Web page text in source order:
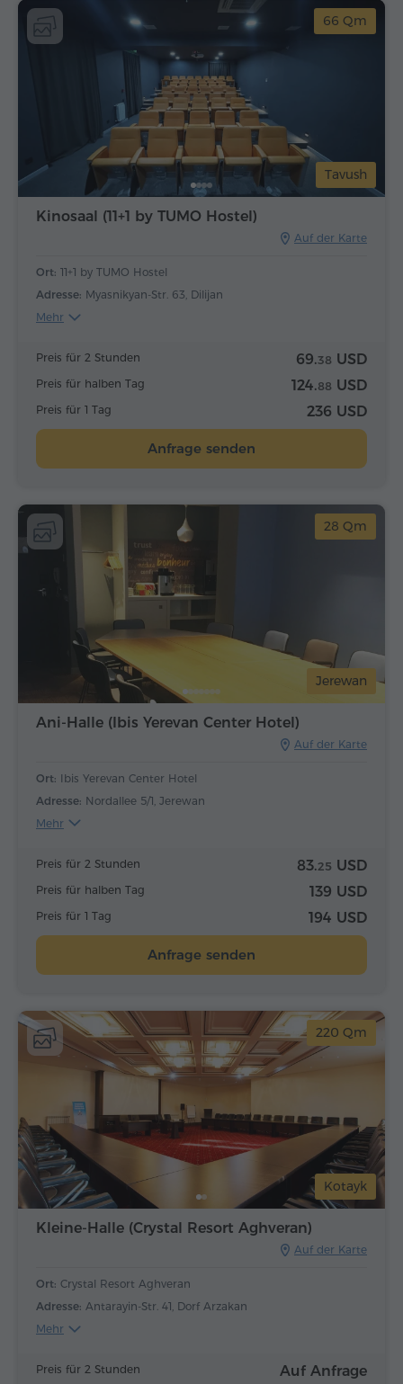
Tavush
66 Qm
Kinosaal (11+1 by TUMO Hostel)
Auf der Karte
Ort: 11+1 by TUMO Hostel
Adresse: Myasnikyan-Str. 63, Dilijan
Mehr
Preis für 2 Stunden 69.38 USD
Preis für halben Tag 124.88 USD
Preis für 1 Tag 236 USD
Anfrage senden
Jerewan
28 Qm
Ani-Halle (Ibis Yerevan Center Hotel)
Auf der Karte
Ort: Ibis Yerevan Center Hotel
Adresse: Nordallee 5/1, Jerewan
Mehr
Preis für 2 Stunden 83.25 USD
Preis für halben Tag 139 USD
Preis für 1 Tag 194 USD
Anfrage senden
Kotayk
220 Qm
Kleine-Halle (Crystal Resort Aghveran)
Auf der Karte
Ort: Crystal Resort Aghveran
Adresse: Antarayin-Str. 41, Dorf Arzakan
Mehr
Preis für 2 Stunden Auf Anfrage